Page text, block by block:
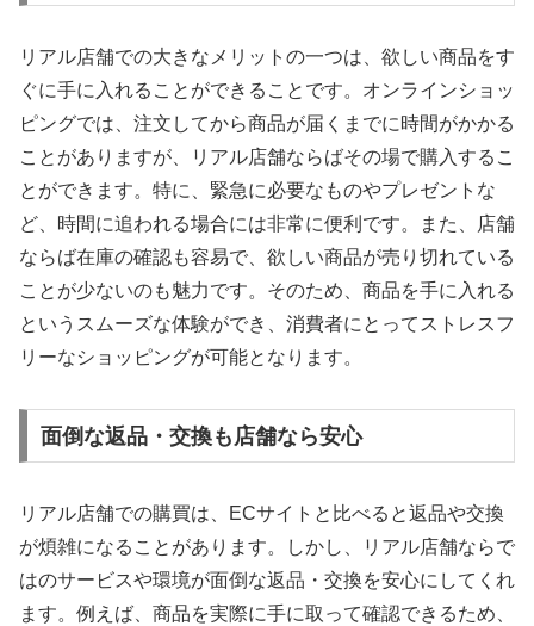
リアル店舗での大きなメリットの一つは、欲しい商品をす
ぐに手に入れることができることです。オンラインショッ
ピングでは、注文してから商品が届くまでに時間がかかる
ことがありますが、リアル店舗ならばその場で購入するこ
とができます。特に、緊急に必要なものやプレゼントな
ど、時間に追われる場合には非常に便利です。また、店舗
ならば在庫の確認も容易で、欲しい商品が売り切れている
ことが少ないのも魅力です。そのため、商品を手に入れる
というスムーズな体験ができ、消費者にとってストレスフ
リーなショッピングが可能となります。
面倒な返品・交換も店舗なら安心
リアル店舗での購買は、ECサイトと比べると返品や交換
が煩雑になることがあります。しかし、リアル店舗ならで
はのサービスや環境が面倒な返品・交換を安心にしてくれ
ます。例えば、商品を実際に手に取って確認できるため、